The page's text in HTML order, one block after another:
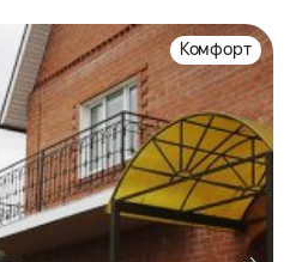
Комфорт